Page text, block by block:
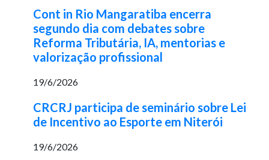
Cont in Rio Mangaratiba encerra
segundo dia com debates sobre
Reforma Tributária, IA, mentorias e
valorização profissional
19/6/2026
CRCRJ participa de seminário sobre Lei
de Incentivo ao Esporte em Niterói
19/6/2026